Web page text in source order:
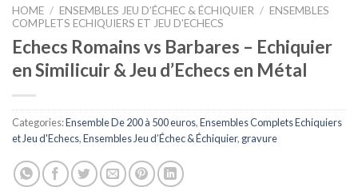
HOME / ENSEMBLES JEU D’ÉCHEC & ÉCHIQUIER / ENSEMBLES
COMPLETS ECHIQUIERS ET JEU D'ECHECS
Echecs Romains vs Barbares – Echiquier
en Similicuir & Jeu d’Echecs en Métal
Categories:Ensemble De 200 à 500 euros,Ensembles Complets Echiquiers
et Jeu d'Echecs,Ensembles Jeu d’Échec & Échiquier, gravure